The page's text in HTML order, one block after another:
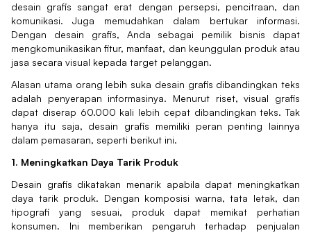
desain grafis sangat erat dengan persepsi, pencitraan, dan
komunikasi. Juga memudahkan dalam bertukar informasi.
Dengan desain grafis, Anda sebagai pemilik bisnis dapat
mengkomunikasikan fitur, manfaat, dan keunggulan produk atau
jasa secara visual kepada target pelanggan.
Alasan utama orang lebih suka desain grafis dibandingkan teks
adalah penyerapan informasinya. Menurut riset, visual grafis
dapat diserap 60.000 kali lebih cepat dibandingkan teks. Tak
hanya itu saja, desain grafis memiliki peran penting lainnya
dalam pemasaran, seperti berikut ini.
1. Meningkatkan Daya Tarik Produk
Desain grafis dikatakan menarik apabila dapat meningkatkan
daya tarik produk. Dengan komposisi warna, tata letak, dan
tipografi yang sesuai, produk dapat memikat perhatian
konsumen. Ini memberikan pengaruh terhadap penjualan